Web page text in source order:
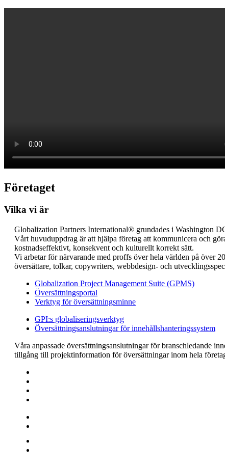
Företaget
Vilka vi är
Globalization Partners International® grundades i Washington
Vårt huvuduppdrag är att hjälpa företag att kommunicera och
kostnadseffektivt, konsekvent och kulturellt korrekt sätt.
Vi arbetar för närvarande med proffs över hela världen på över
översättare, tolkar, copywriters, webbdesign- och
Globalization Project Management Suite (GPMS)
Översättningsportal
Verktyg för översättningsminne
GPI:s globaliseringsverktyg
Översättningsanslutningar för innehållshanteringssystem
Våra anpassade översättningsanslutningar för branschledande
tillgång till projektinformation för översättningar inom hela